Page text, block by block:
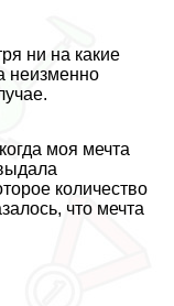
ни на какие
неизменно
моя мечта
количество
что мечта